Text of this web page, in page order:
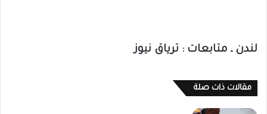
لندن ـ متابعات : ترياق نيوز
مقالات ذات صلة